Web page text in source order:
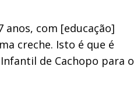
anos, com [educação]
creche. Isto é que é
de Cachopo para o